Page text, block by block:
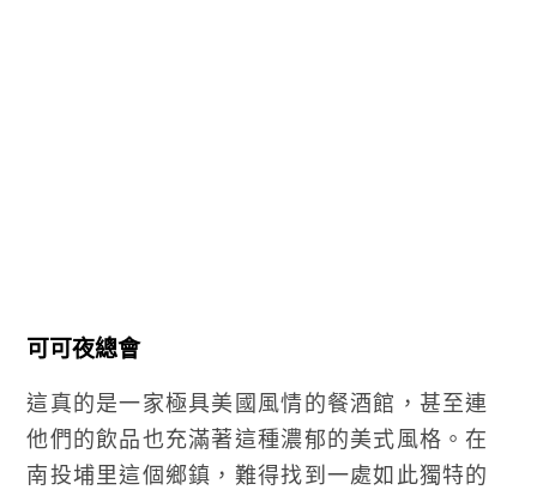
可可夜總會
這真的是一家極具美國風情的餐酒館，甚至連
他們的飲品也充滿著這種濃郁的美式風格。在
南投埔里這個鄉鎮，難得找到一處如此獨特的